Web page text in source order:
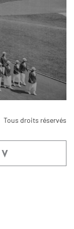
Tous droits réservés